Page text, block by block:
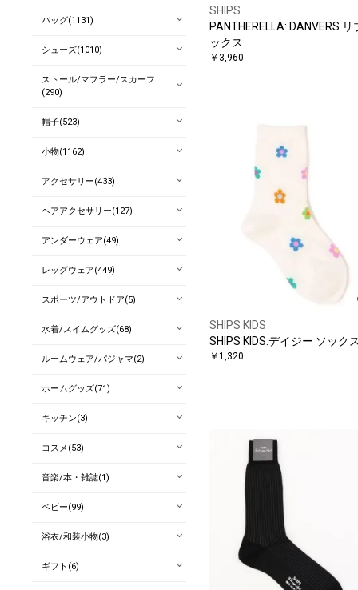
SHIPS
PANTHERELLA: DANVERS リ
ックス
￥3,960
SHIPS KIDS
SHIPS KIDS:デイジー ソック
￥1,320
バッグ(1131)
シューズ(1010)
ストール/マフラー/スカーフ
(290)
帽子(523)
小物(1162)
アクセサリー(433)
ヘアアクセサリー(127)
アンダーウェア(49)
レッグウェア(449)
スポーツ/アウトドア(5)
水着/スイムグッズ(68)
ルームウェア/パジャマ(2)
ホームグッズ(71)
キッチン(3)
コスメ(53)
音楽/本・雑誌(1)
ベビー(99)
浴衣/和装小物(3)
ギフト(6)